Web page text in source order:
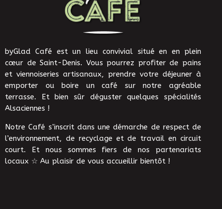
byGlad Café est un lieu convivial situé en en plein
cœur de Saint-Denis. Vous pourrez profiter de pains
et viennoiseries artisanaux, prendre votre déjeuner à
emporter ou boire un café sur notre agréable
terrasse. Et bien sûr déguster quelques spécialités
Alsaciennes !
Notre Café s’inscrit dans une démarche de respect de
l’environnement, de recyclage et de travail en circuit
court. Et nous sommes fiers de nos partenariats
locaux ☆ Au plaisir de vous accueillir bientôt !